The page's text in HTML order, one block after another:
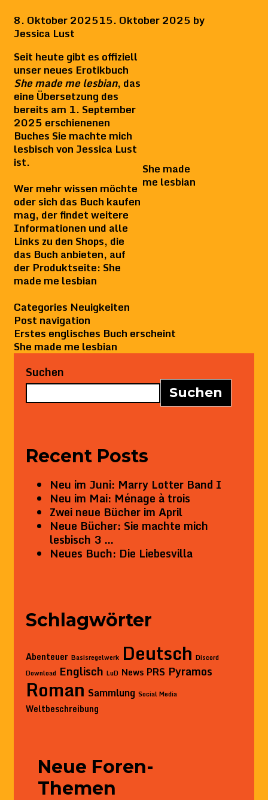
8. Oktober 202515. Oktober 2025 by
Jessica Lust
Seit heute gibt es offiziell
unser neues Erotikbuch
She made me lesbian, das
eine Übersetzung des
bereits am 1. September
2025 erschienenen
Buches Sie machte mich
lesbischvon Jessica Lust
ist.
Wer mehr wissen möchte
oder sich das Buch kaufen
mag, der findet weitere
Informationen und alle
Links zu den Shops, die
das Buch anbieten, auf
der Produktseite: She
made me lesbian
She made
me lesbian
Categories Neuigkeiten
Post navigation
Erstes englisches Buch erscheint
She made me lesbian
Suchen
Suchen
Recent Posts
Neu im Juni: Marry Lotter Band I
Neu im Mai: Ménage à trois
Zwei neue Bücher im April
Neue Bücher: Sie machte mich
lesbisch 3 …
Neues Buch: Die Liebesvilla
Schlagwörter
Abenteuer Basisregelwerk Deutsch Discord
Download Englisch LuD News PRS Pyramos
Roman Sammlung Social Media
Weltbeschreibung
Neue Foren-
Themen